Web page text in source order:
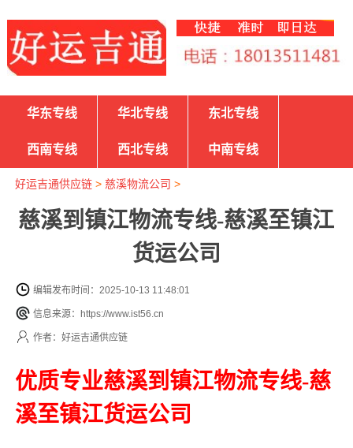
华东专线 华北专线 东北专线
西南专线 西北专线 中南专线
好运吉通供应链> 慈溪物流公司 >
慈溪到镇江物流专线-慈溪至镇江
货运公司
编辑发布时间：2025-10-13 11:48:01
信息来源：https://www.ist56.cn
作者：好运吉通供应链
优质专业慈溪到镇江物流专线-慈
溪至镇江货运公司